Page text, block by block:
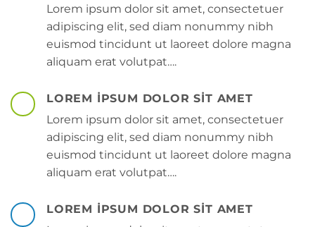
Lorem ipsum dolor sit amet, consectetuer
adipiscing elit, sed diam nonummy nibh
euismod tincidunt ut laoreet dolore magna
aliquam erat volutpat….
LOREM IPSUM DOLOR SIT AMET
Lorem ipsum dolor sit amet, consectetuer
adipiscing elit, sed diam nonummy nibh
euismod tincidunt ut laoreet dolore magna
aliquam erat volutpat….
LOREM IPSUM DOLOR SIT AMET